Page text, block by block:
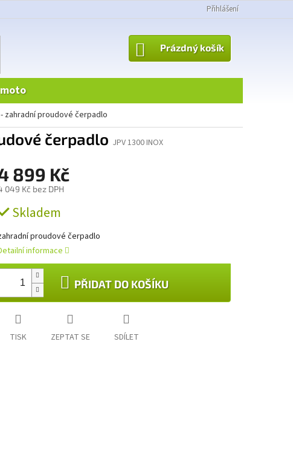
Přihlášení
NÁKUPNÍ
KOŠÍK
Prázdný košík
- zahradní proudové čerpadlo
čerpadlo JPV 1300 INOX
899 Kč
049 Kč bez DPH
Skladem
PŘIDAT DO KOŠÍKU
proudové čerpadlo
informace
TISK ZEPTAT SE SDÍLET